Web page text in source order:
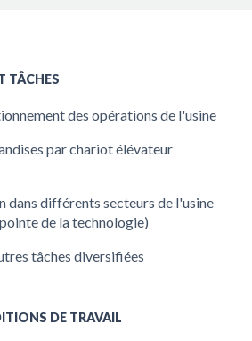
TÂCHES
des opérations de l'usine
par chariot élévateur
dans différents secteurs de l'usine
de la technologie)
tâches diversifiées
DE TRAVAIL